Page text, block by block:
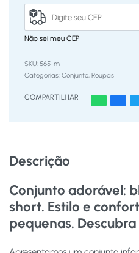
Não sei meu CEP
565-m
Categorias: Conjunto, Roupas
COMPARTILHAR
Descrição
Conjunto adorável:
short. Estilo e
pequenas.